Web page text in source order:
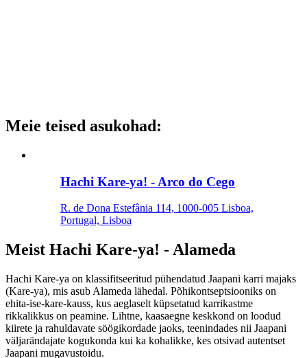
Meie teised asukohad:
Hachi Kare-ya! - Arco do Cego
R. de Dona Estefânia 114, 1000-005 Lisboa,
Portugal, Lisboa
Meist Hachi Kare-ya! - Alameda
Hachi Kare-ya on klassifitseeritud pühendatud Jaapani karri majaks
(Kare-ya), mis asub Alameda lähedal. Põhikontseptsiooniks on
ehita-ise-kare-kauss, kus aeglaselt küpsetatud karrikastme
rikkalikkus on peamine. Lihtne, kaasaegne keskkond on loodud
kiirete ja rahuldavate söögikordade jaoks, teenindades nii Jaapani
väljarändajate kogukonda kui ka kohalikke, kes otsivad autentset
Jaapani mugavustoidu.